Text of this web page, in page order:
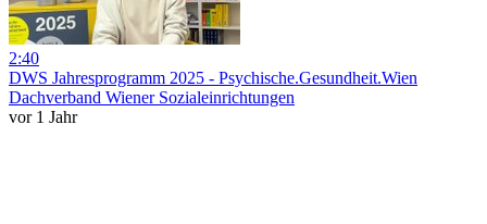
2:40
DWS Jahresprogramm 2025 - Psychische.Gesundheit.Wien
Dachverband Wiener Sozialeinrichtungen
vor 1 Jahr